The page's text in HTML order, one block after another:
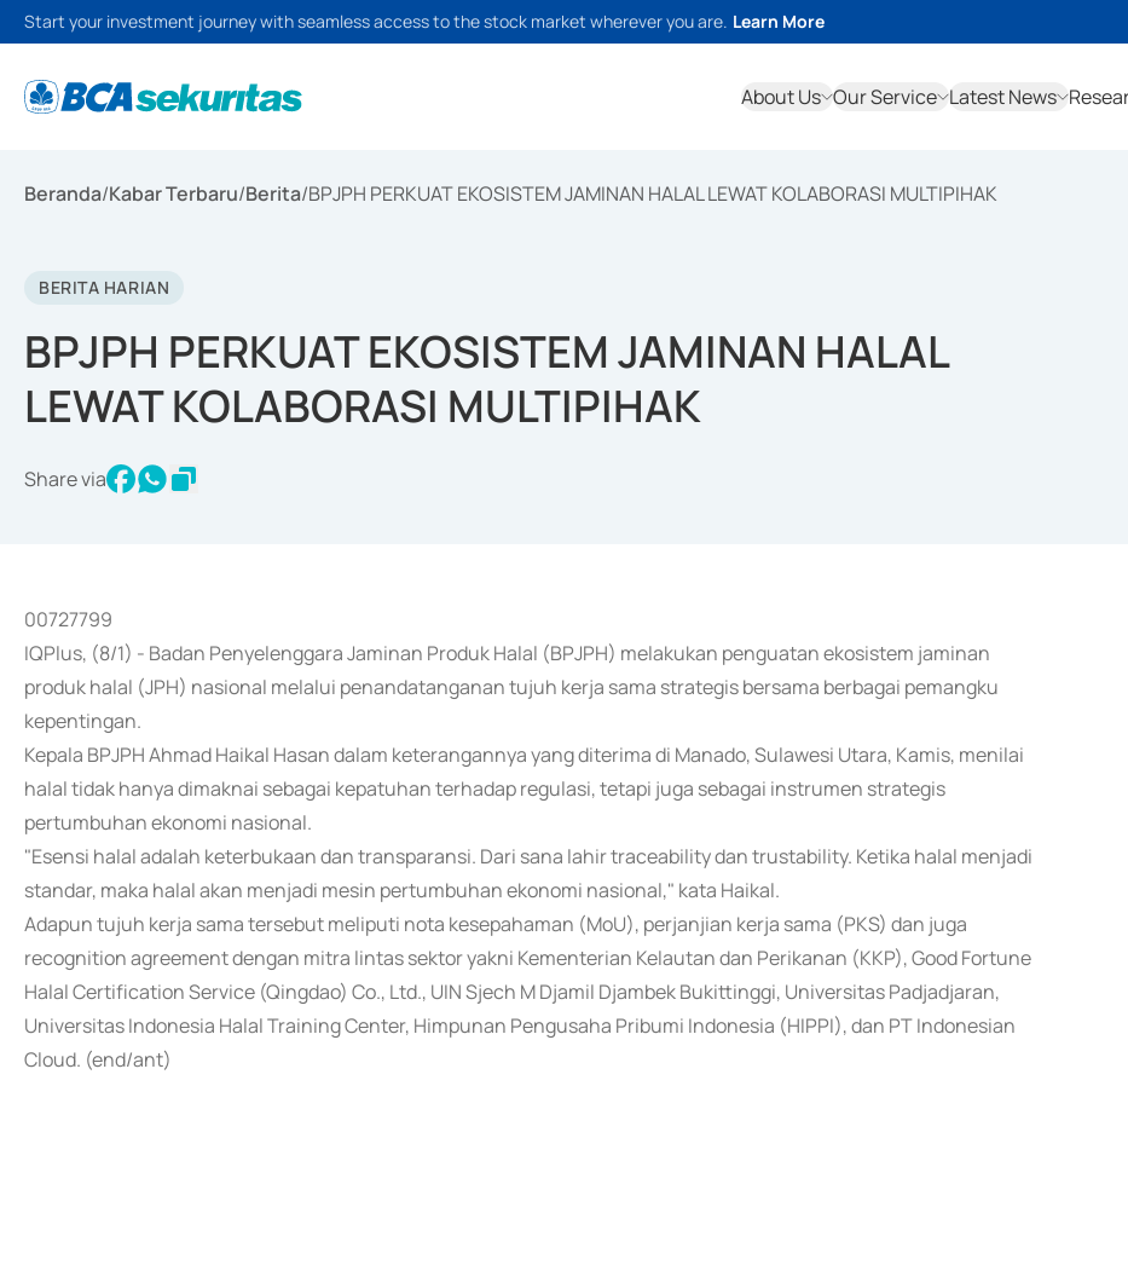
Start your investment journey with seamless access to the stock market wherever you are. Learn More
About Us Our Service Latest News
Beranda/Kabar Terbaru/Berita/BPJPH PERKUAT EKOSISTEM JAMINAN HALAL LEWAT KOLABORASI MULTIPIHAK
BERITA HARIAN
BPJPH PERKUAT EKOSISTEM JAMINAN HALAL
LEWAT KOLABORASI MULTIPIHAK
Share via
00727799
IQPlus, (8/1) - Badan Penyelenggara Jaminan Produk Halal (BPJPH) melakukan penguatan ekosistem jaminan
produk halal (JPH) nasional melalui penandatanganan tujuh kerja sama strategis bersama berbagai pemangku
kepentingan.
Kepala BPJPH Ahmad Haikal Hasan dalam keterangannya yang diterima di Manado, Sulawesi Utara, Kamis, menilai
halal tidak hanya dimaknai sebagai kepatuhan terhadap regulasi, tetapi juga sebagai instrumen strategis
pertumbuhan ekonomi nasional.
"Esensi halal adalah keterbukaan dan transparansi. Dari sana lahir traceability dan trustability. Ketika halal menjadi
standar, maka halal akan menjadi mesin pertumbuhan ekonomi nasional," kata Haikal.
Adapun tujuh kerja sama tersebut meliputi nota kesepahaman (MoU), perjanjian kerja sama (PKS) dan juga
recognition agreement dengan mitra lintas sektor yakni Kementerian Kelautan dan Perikanan (KKP), Good Fortune
Halal Certification Service (Qingdao) Co., Ltd., UIN Sjech M Djamil Djambek Bukittinggi, Universitas Padjadjaran,
Universitas Indonesia Halal Training Center, Himpunan Pengusaha Pribumi Indonesia (HIPPI), dan PT Indonesian
Cloud. (end/ant)